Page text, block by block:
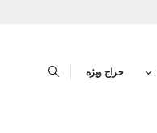
حراج ویژه